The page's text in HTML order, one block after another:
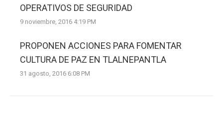
OPERATIVOS DE SEGURIDAD
9 noviembre, 2016 4:19 PM
PROPONEN ACCIONES PARA FOMENTAR
CULTURA DE PAZ EN TLALNEPANTLA
31 agosto, 2016 6:08 PM